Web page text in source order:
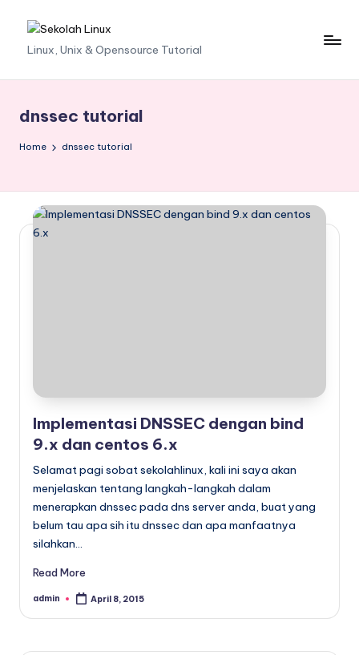
S
e
k
l
h
L
Linux, Unix & Opensource Tutorial
dnssec tutorial
Home dnssec tutorial
Implementasi DNSSEC dengan bind
9.x dan centos 6.x
Selamat pagi sobat sekolahlinux, kali ini saya akan
menjelaskan tentang langkah-langkah dalam
menerapkan dnssec pada dns server anda, buat yang
belum tau apa sih itu dnssec dan apa manfaatnya
silahkan…
Read More
Posted
admin April 8, 2015